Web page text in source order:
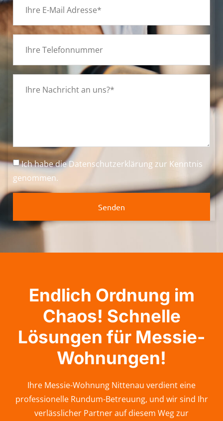
Ich habe dieDatenschutzerklärung zur Kenntnis
genommen.
Senden
Endlich Ordnung im
Chaos! Schnelle
Lösungen für Messie-
Wohnungen!
Ihre Messie-Wohnung Nittenau verdient eine
professionelle Rundum-Betreuung, und wir sind Ihr
verlässlicher Partner auf diesem Weg zur